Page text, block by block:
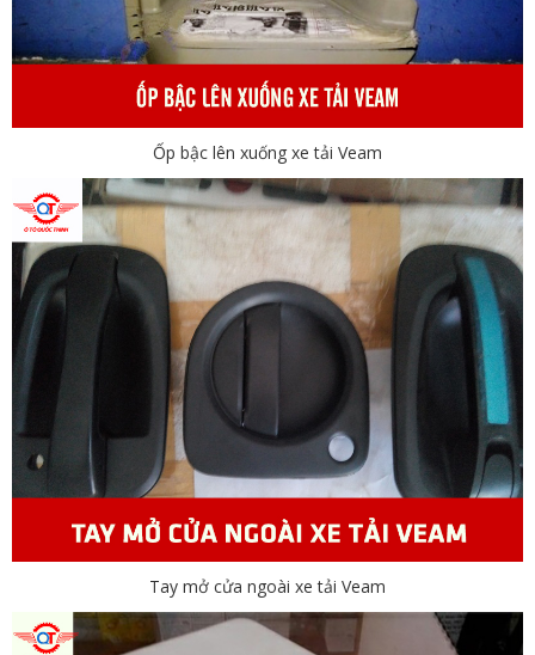
Ốp bậc lên xuống xe tải Veam
Tay mở cửa ngoài xe tải Veam